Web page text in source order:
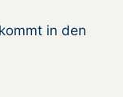
in den